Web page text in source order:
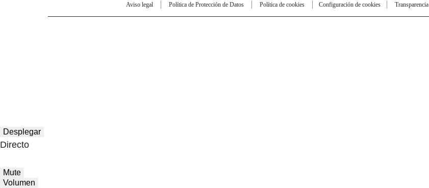
Aviso legal Política de Protección de Datos Política de cookies Configuración de cookies Transparencia
Desplegar
Directo
Mute
Volumen